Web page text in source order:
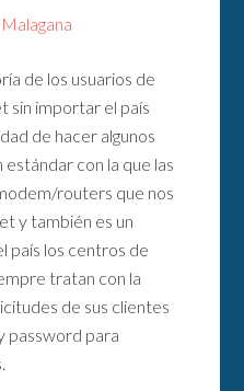
Malagana
de los usuarios de
sin importar el país
de hacer algunos
estándar con la que las
routers que nos
y también es un
país los centros de
tratan con la
de sus clientes
password para